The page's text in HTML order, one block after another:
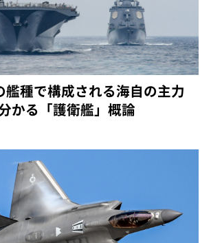
艦種で構成される海自の主力
かる「護衛艦」概論